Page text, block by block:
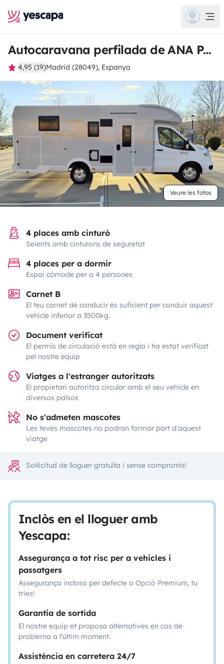
Autocaravana perfilada de ANA PATRICIA
4,95 (19)Madrid (28049), Espanya
Veure les fotos
4 places amb cinturó
Seients amb cinturons de seguretat
4 places per a dormir
Espai còmode per a 4 persones
Carnet B
El teu carnet de conducir és suficient per conduir aquest
vehicle inferior a 3500kg.
Document verificat
El permís de circulació està en regla i ha estat verificat
pel nostre equip
Viatges a l'estranger autoritzats
El propietari autoritza circular amb el seu vehicle en
diversos països
No s'admeten mascotes
Les teves mascotes no podran formar part d'aquest
viatge
Sol·licitud de lloguer gratuïta i sense compromís!
Inclòs en el lloguer amb
Yescapa:
Assegurança a tot risc per a vehicles i
passatgers
Assegurança inclosa per defecte o Opció Premium, tu
tries!
Garantia de sortida
El nostre equip et proposa alternatives en cas de
problema a l'últim moment.
Assistència en carretera 24/7